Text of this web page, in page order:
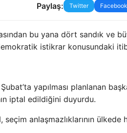
Paylaş: Twitter Facebook
bu yana dört sandık ve
istikrar konusundaki
yapılması planlanan
iptal edildiğini duyurdu.
anlaşmazlıklarının